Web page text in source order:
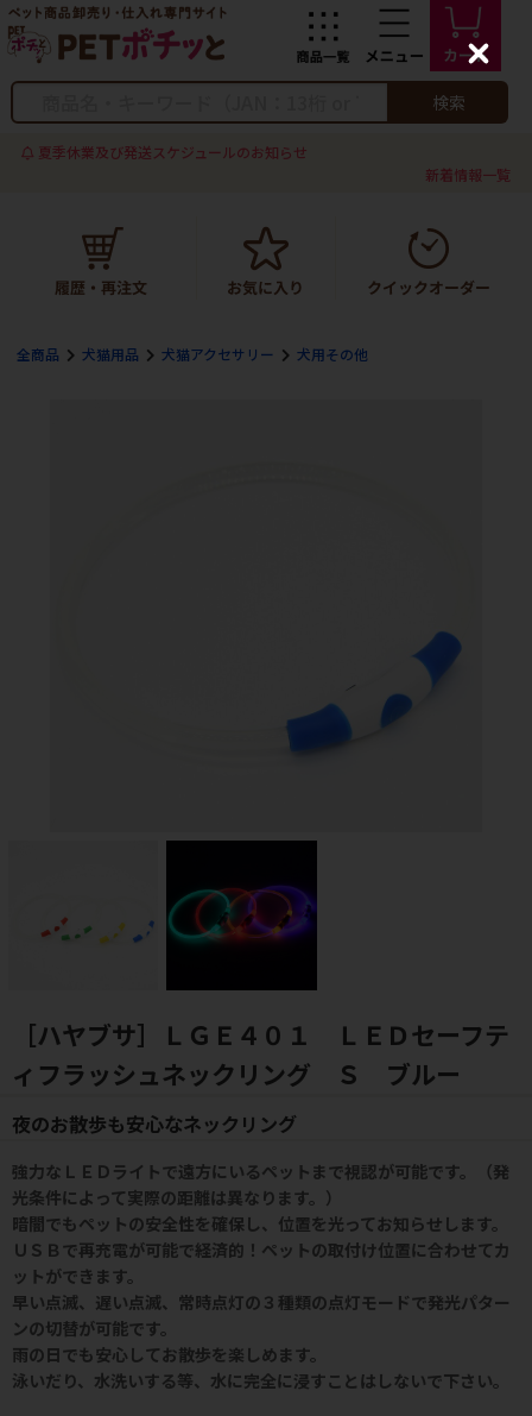
検索
夏季休業及び発送スケジュールのお知らせ
新着情報一覧
全商品 犬猫用品 犬猫アクセサリー 犬用その他
［ハヤブサ］ＬＧＥ４０１ ＬＥＤセーフテ
ィフラッシュネックリング Ｓ ブルー
夜のお散歩も安心なネックリング
強力なＬＥＤライトで遠方にいるペットまで視認が可能です。（発
光条件によって実際の距離は異なります。）
暗闇でもペットの安全性を確保し、位置を光ってお知らせします。
ＵＳＢで再充電が可能で経済的！ペットの取付け位置に合わせてカ
ットができます。
早い点滅、遅い点滅、常時点灯の３種類の点灯モードで発光パター
ンの切替が可能です。
雨の日でも安心してお散歩を楽しめます。
泳いだり、水洗いする等、水に完全に浸すことはしないで下さい。
C
l
s